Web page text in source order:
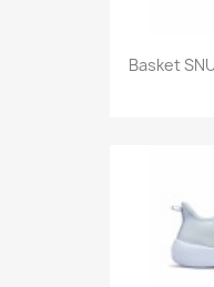
Basket